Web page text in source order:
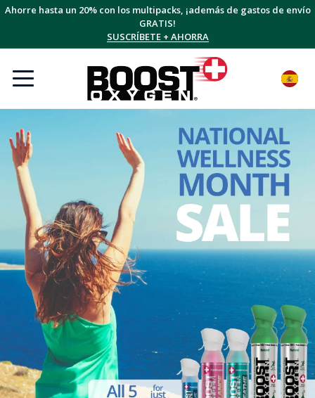
Ahorre hasta un 20% con los multipacks, ¡además de gastos de envío
GRATIS!
SUSCRÍBETE + AHORRA